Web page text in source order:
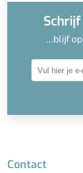
...blijf
Contact